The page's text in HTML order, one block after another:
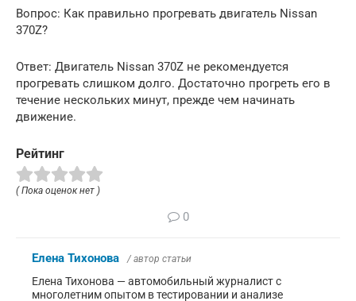
Вопрос: Как правильно прогревать двигатель Nissan
370Z?
Ответ: Двигатель Nissan 370Z не рекомендуется
прогревать слишком долго. Достаточно прогреть его в
течение нескольких минут, прежде чем начинать
движение.
Рейтинг
( Пока оценок нет )
0
Елена Тихонова / автор статьи
Елена Тихонова — автомобильный журналист с
многолетним опытом в тестировании и анализе